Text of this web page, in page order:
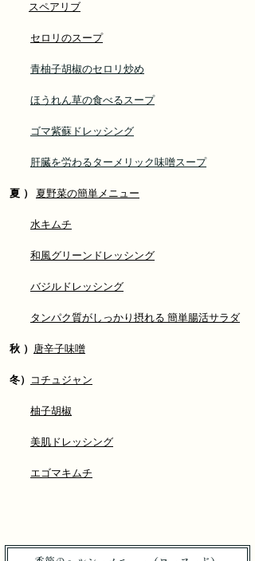
スペアリブ
セロリのスープ
青柚子胡椒のセロリ炒め
ほうれん草の食べるスープ
ゴマ紫蘇ドレッシング
肝臓を労わるターメリック味噌スープ
夏 ） 夏野菜の簡単メニュー
水キムチ
和風グリーンドレッシング
バジルドレッシング​
タンパク質がしっかり摂れる 簡単腸活サラダ
秋 ） 唐辛子味噌
冬） コチュジャン
柚子胡椒
美肌ドレッシング
エゴマキムチ